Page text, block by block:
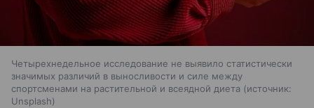
Четырехнедельное исследование не выявило статистически
значимых различий в выносливости и силе между
спортсменами на растительной и всеядной диета
источник:
Unsplash